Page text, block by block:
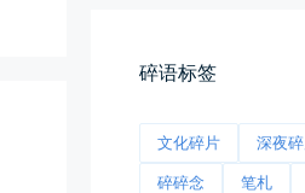
碎语标签
文化碎片 深夜
碎碎念 笔札